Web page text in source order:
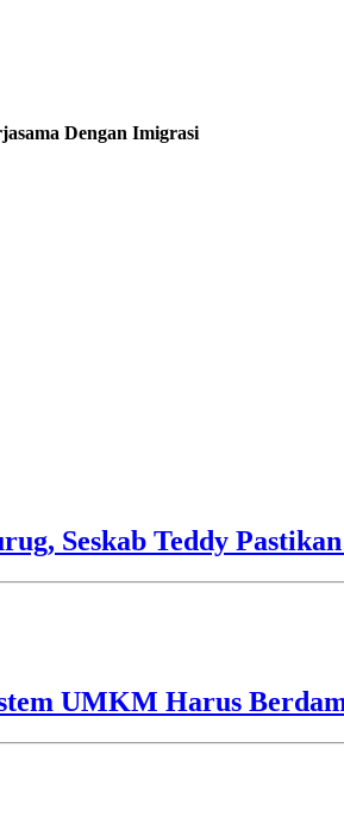
Dengan Imigrasi
Seskab Teddy
UMKM Harus